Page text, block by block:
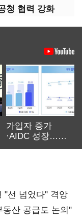
청 협력 강화
가입자 증가
·AIDC 성장…
"선 넘었다" 격앙
산 공급도 논의"